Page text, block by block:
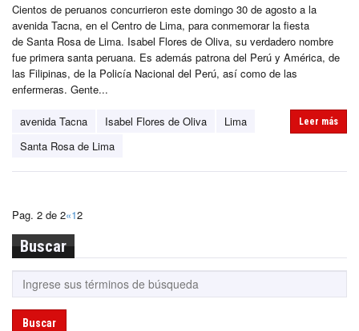
Cientos de peruanos concurrieron este domingo 30 de agosto a la
avenida Tacna, en el Centro de Lima, para conmemorar la fiesta
de Santa Rosa de Lima. Isabel Flores de Oliva, su verdadero nombre
fue primera santa peruana. Es además patrona del Perú y América, de
las Filipinas, de la Policía Nacional del Perú, así como de las
enfermeras. Gente...
avenida Tacna Isabel Flores de Oliva
Lima
Santa Rosa de Lima
Leer más
Pag. 2 de 2«12
Buscar
Buscar